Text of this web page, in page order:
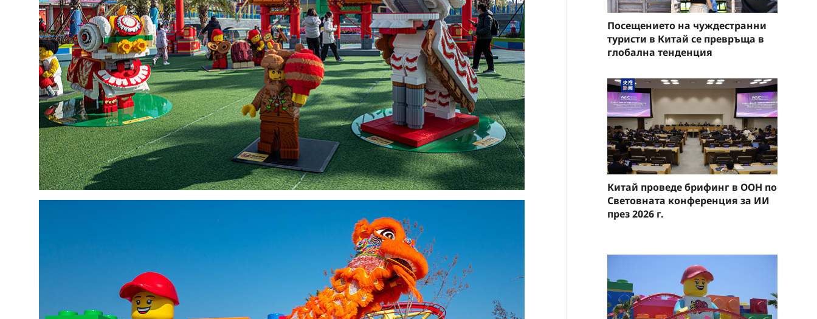
Посещението на чуждестранни
туристи в Китай се превръща в
глобална тенденция
Китай проведе брифинг в ООН по
Световната конференция за ИИ
през 2026 г.